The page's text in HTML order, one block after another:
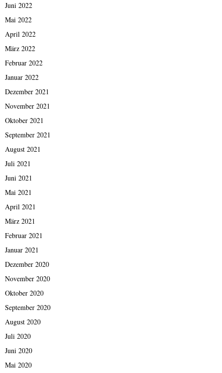
Juni 2022
Mai 2022
April 2022
März 2022
Februar 2022
Januar 2022
Dezember 2021
November 2021
Oktober 2021
September 2021
August 2021
Juli 2021
Juni 2021
Mai 2021
April 2021
März 2021
Februar 2021
Januar 2021
Dezember 2020
November 2020
Oktober 2020
September 2020
August 2020
Juli 2020
Juni 2020
Mai 2020